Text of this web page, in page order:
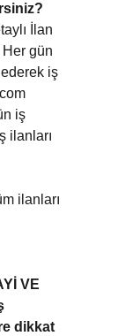
İlan
gün
iş
iş
ilanları
ilanları
VE
dikkat